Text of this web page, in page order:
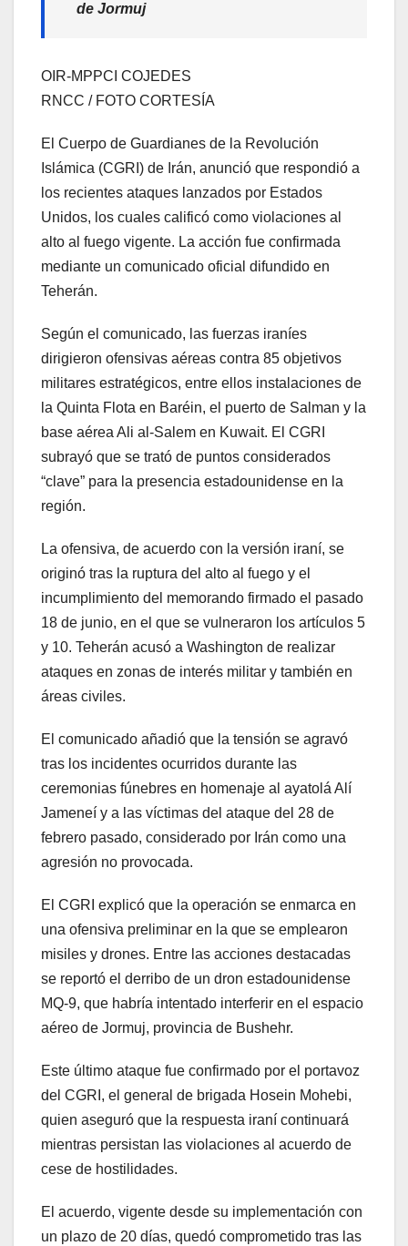
de Jormuj
OIR-MPPCI COJEDES
RNCC / FOTO CORTESÍA
El Cuerpo de Guardianes de la Revolución
Islámica (CGRI) de Irán, anunció que respondió a
los recientes ataques lanzados por Estados
Unidos, los cuales calificó como violaciones al
alto al fuego vigente. La acción fue confirmada
mediante un comunicado oficial difundido en
Teherán.
Según el comunicado, las fuerzas iraníes
dirigieron ofensivas aéreas contra 85 objetivos
militares estratégicos, entre ellos instalaciones de
la Quinta Flota en Baréin, el puerto de Salman y la
base aérea Ali al-Salem en Kuwait. El CGRI
subrayó que se trató de puntos considerados
“clave” para la presencia estadounidense en la
región.
La ofensiva, de acuerdo con la versión iraní, se
originó tras la ruptura del alto al fuego y el
incumplimiento del memorando firmado el pasado
18 de junio, en el que se vulneraron los artículos 5
y 10. Teherán acusó a Washington de realizar
ataques en zonas de interés militar y también en
áreas civiles.
El comunicado añadió que la tensión se agravó
tras los incidentes ocurridos durante las
ceremonias fúnebres en homenaje al ayatolá Alí
Jameneí y a las víctimas del ataque del 28 de
febrero pasado, considerado por Irán como una
agresión no provocada.
El CGRI explicó que la operación se enmarca en
una ofensiva preliminar en la que se emplearon
misiles y drones. Entre las acciones destacadas
se reportó el derribo de un dron estadounidense
MQ-9, que habría intentado interferir en el espacio
aéreo de Jormuj, provincia de Bushehr.
Este último ataque fue confirmado por el portavoz
del CGRI, el general de brigada Hosein Mohebi,
quien aseguró que la respuesta iraní continuará
mientras persistan las violaciones al acuerdo de
cese de hostilidades.
El acuerdo, vigente desde su implementación con
un plazo de 20 días, quedó comprometido tras las